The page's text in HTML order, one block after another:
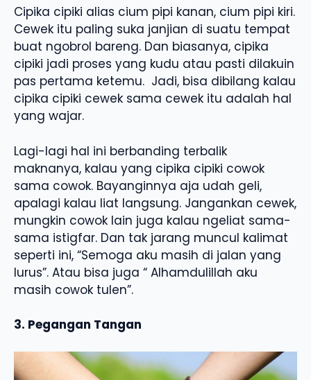
Cipika cipiki alias cium pipi kanan, cium pipi kiri.
Cewek itu paling suka janjian di suatu tempat
buat ngobrol bareng. Dan biasanya, cipika
cipiki jadi proses yang kudu atau pasti dilakuin
pas pertama ketemu. Jadi, bisa dibilang kalau
cipika cipiki cewek sama cewek itu adalah hal
yang wajar.
Lagi-lagi hal ini berbanding terbalik
maknanya, kalau yang cipika cipiki cowok
sama cowok. Bayanginnya aja udah geli,
apalagi kalau liat langsung. Jangankan cewek,
mungkin cowok lain juga kalau ngeliat sama-
sama istigfar. Dan tak jarang muncul kalimat
seperti ini, “Semoga aku masih di jalan yang
lurus”. Atau bisa juga “ Alhamdulillah aku
masih cowok tulen”.
3. Pegangan Tangan